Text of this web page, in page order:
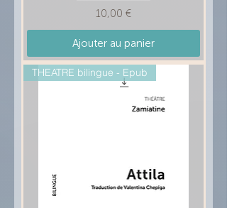
Prix
10,00 €
Ajouter au panier
THEATRE bilingue - Epub